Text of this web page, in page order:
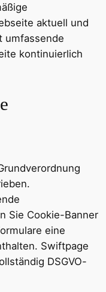
aktuell und
umfassende
kontinuierlich
Sie Cookie-Banner
eine
Swiftpage
DSGVO-